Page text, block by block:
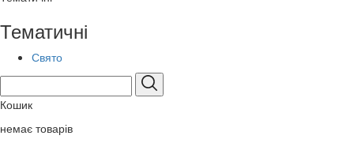
Тематичні
Свято
Кошик
немає товарів